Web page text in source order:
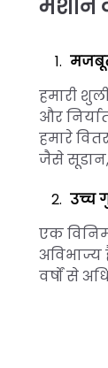
मशीन
मजबूत
हमारी
और
हमारे
जैसे
उच्च
एक
अविभाज्य
वर्षों से